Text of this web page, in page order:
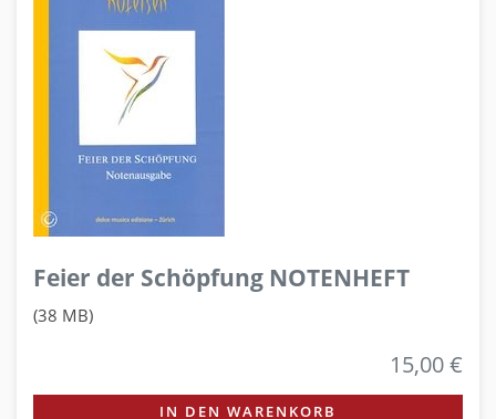
Feier der Schöpfung NOTENHEFT
(38 MB)
15,00 €
IN DEN WARENKORB